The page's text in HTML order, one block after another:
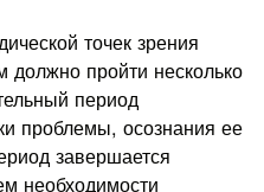
точек зрения
должно пройти несколько
период
проблемы, осознания ее
завершается
необходимости